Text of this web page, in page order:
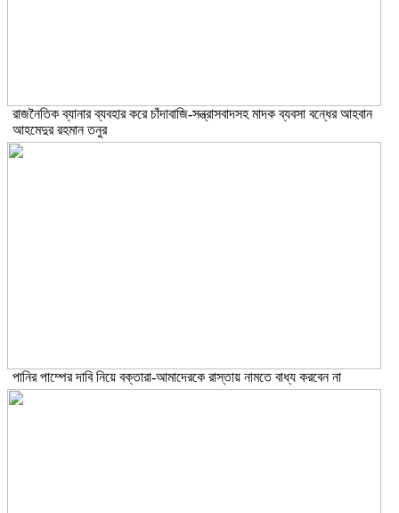
রাজনৈতিক ব্যানার ব্যবহার করে চাঁদাবাজি-সন্ত্রাসবাদসহ মাদক ব্যবসা বন্ধের আহবান
আহমেদুর রহমান তনুর
পানির পাম্পের দাবি নিয়ে বক্তারা-আমাদেরকে রাস্তায় নামতে বাধ্য করবেন না